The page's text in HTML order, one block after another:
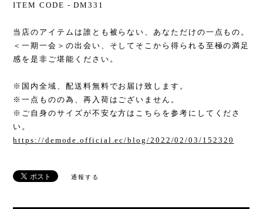
ITEM CODE - DM331
当店のアイテムは誰とも被らない、あなただけの一点もの。
＜一期一会＞の出会い、そしてそこから得られる至極の満足
感を是非ご堪能ください。
※国内全域、配送料無料でお届け致します。
※一点ものの為、再入荷はございません。
※ご自身のサイズが不安な方はこちらを参考にしてくださ
い。
https://demode.official.ec/blog/2022/02/03/152320
通報する